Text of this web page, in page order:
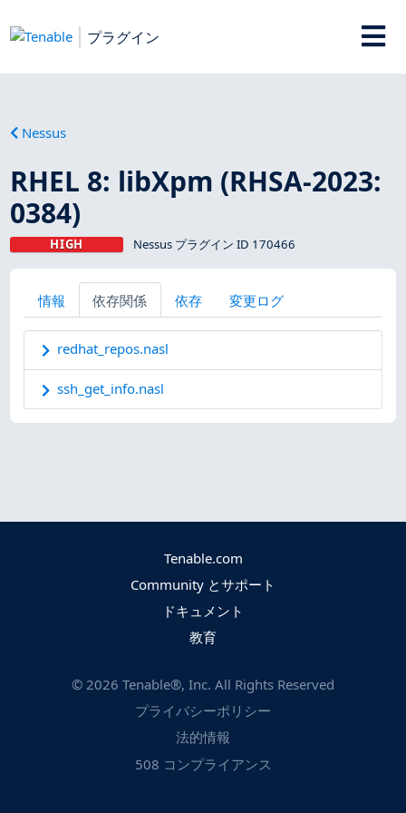
プラグイン
Nessus
RHEL 8: libXpm (RHSA-2023:
0384)
HIGH Nessus プラグイン ID 170466
情報 依存関係 依存 変更ログ
redhat_repos.nasl
ssh_get_info.nasl
Tenable.com
Community とサポート
ドキュメント
教育
© 2026 Tenable®, Inc. All Rights Reserved
プライバシーポリシー
法的情報
508 コンプライアンス